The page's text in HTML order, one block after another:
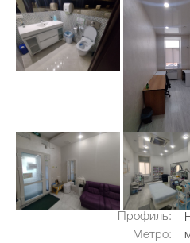
Профиль:
Метро: